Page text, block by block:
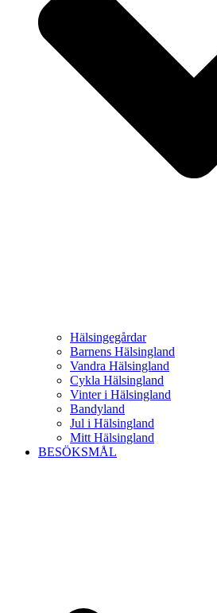
Hälsingegårdar
Barnens Hälsingland
Vandra Hälsingland
Cykla Hälsingland
Vinter i Hälsingland
Bandyland
Jul i Hälsingland
Mitt Hälsingland
BESÖKSMÅL